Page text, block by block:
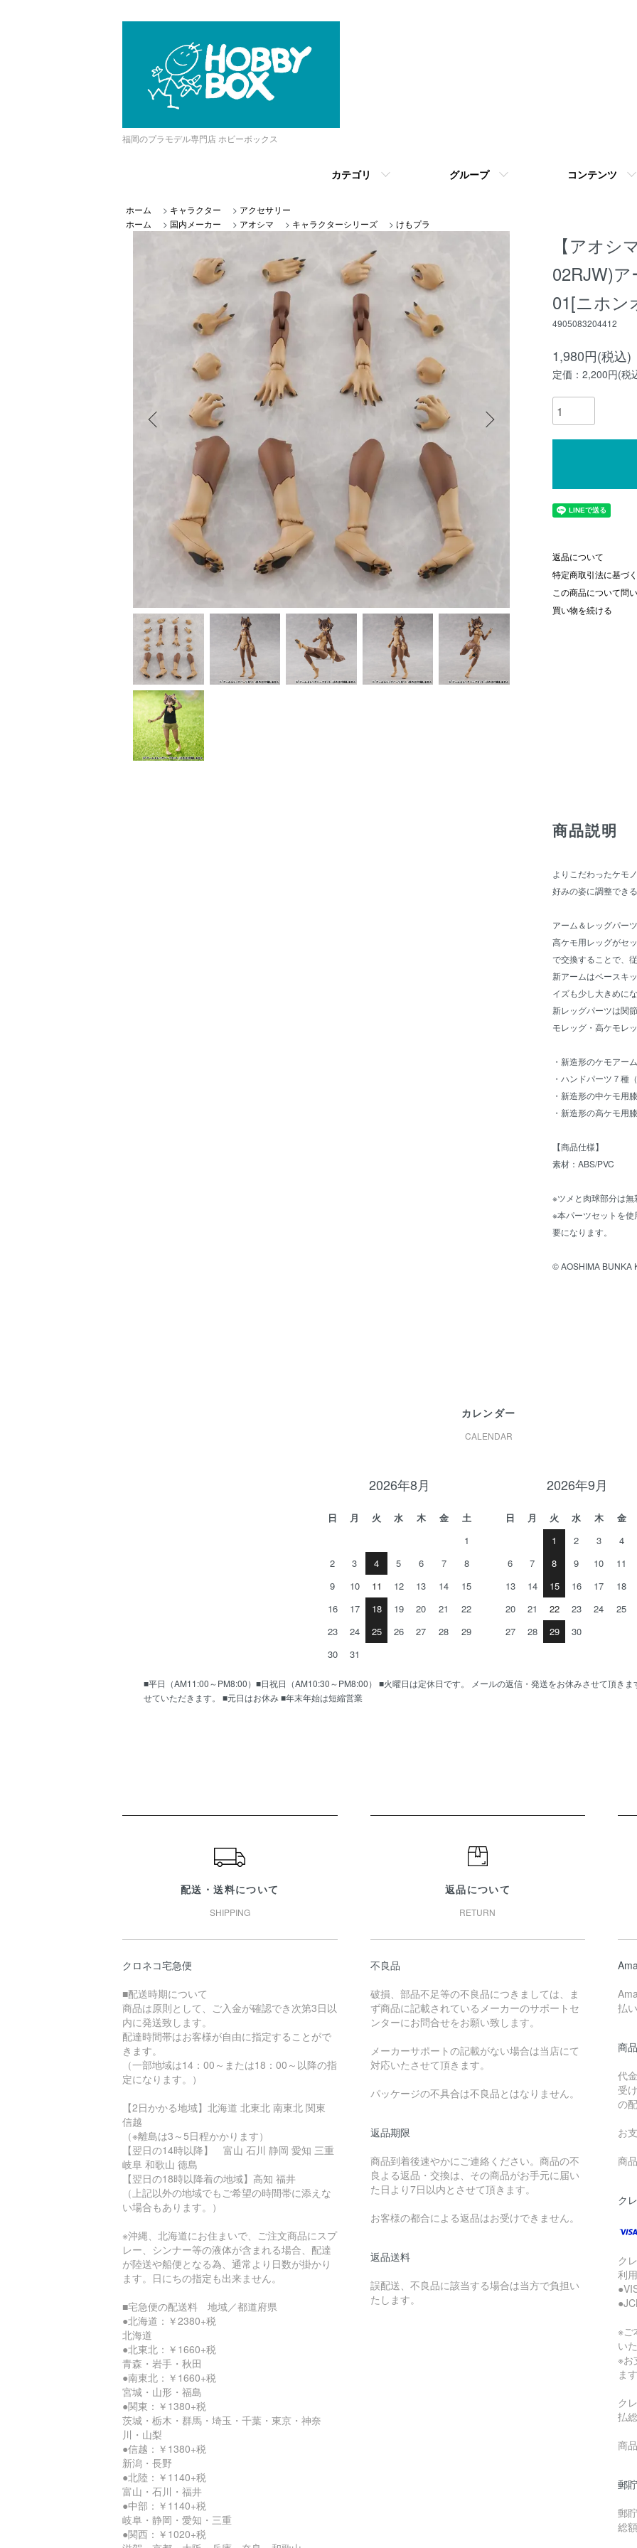
福岡のプラモデル専門店 ホビーボックス
カテゴリ グループ コンテンツ
ホーム > キャラクター > アクセサリー
ホーム
> 国内メーカー > アオシマ > キャラクターシリーズ > けもプラ
【アオシ
02RJW)
01[ニホン
4905083204412
1,980円(税込)
定価：2,200円(税
返品について
特定商取引法に基づ
この商品について問
買い物を続ける
商品説明
よりこだわったケモ
好みの姿に調整でき
アーム＆レッグパー
高ケモ用レッグがセ
で交換することで、
新アームはベースキ
イズも少し大きめに
新レッグパーツは関
モレッグ・高ケモレ
・新造形のケモアー
・ハンドパーツ７種
・新造形の中ケモ用
・新造形の高ケモ用
【商品仕様】
素材：ABS/PVC
※ツメと肉球部分は無
※本パーツセットを
要になります。
© AOSHIMA BUNKA
カレンダー
CALENDAR
2026年8月
日 月 火 水 木 金
土
1
2
3 4 5 6 7
8
9
10 11 12 13 14
15
16
17 18 19 20 21
22
23
24 25 26 27 28
29
30
31
2026年9月
日 月 火 水 木 金
1
2 3 4
6
7 8 9 10 11
13
14 15 16 17 18
20
21 22 23 24 25
27
28 29 30
■平日（AM11:00～PM8:00）■日祝日（AM10:30～PM8:00） ■火曜日は定休日です。 メールの返信・発送をお休みさせて頂き
せていただきます。 ■元日はお休み ■年末年始は短縮営業
配送・送料について
SHIPPING
クロネコ宅急便
■配送時期について
商品は原則として、ご入金が確認でき次第3日以
内に発送致します。
配達時間帯はお客様が自由に指定することがで
きます。
（一部地域は14：00～または18：00～以降の指
定になります。）
【2日かかる地域】北海道 北東北 南東北 関東
信越
（※離島は3～5日程かかります）
【翌日の14時以降】 富山 石川 静岡 愛知 三重
岐阜 和歌山 徳島
【翌日の18時以降着の地域】高知 福井
（上記以外の地域でもご希望の時間帯に添えな
い場合もあります。）
※沖縄、北海道にお住まいで、ご注文商品にスプ
レー、シンナー等の液体が含まれる場合、配達
が陸送や船便となる為、通常より日数が掛かり
ます。日にちの指定も出来ません。
■宅急便の配送料 地域／都道府県
●北海道：￥2380+税
北海道
●北東北：￥1660+税
青森・岩手・秋田
●南東北：￥1660+税
宮城・山形・福島
●関東：￥1380+税
茨城・栃木・群馬・埼玉・千葉・東京・神奈
川・山梨
●信越：￥1380+税
新潟・長野
●北陸：￥1140+税
富山・石川・福井
●中部：￥1140+税
岐阜・静岡・愛知・三重
●関西：￥1020+税
返品について
RETURN
不良品
破損、部品不足等の不良品につきましては、ま
ず商品に記載されているメーカーのサポートセ
ンターにお問合せをお願い致します。
メーカーサポートの記載がない場合は当店にて
対応いたさせて頂きます。
パッケージの不具合は不良品とはなりません。
返品期限
商品到着後速やかにご連絡ください。商品の不
良よる返品・交換は、その商品がお手元に届い
た日より7日以内とさせて頂きます。
お客様の都合による返品はお受けできません。
返品送料
誤配送、不良品に該当する場合は当方で負担い
たします。
払
商
代
受
の
お
商
ク
ク
利
※ご
い
※お
ます
ク
払
商
郵
郵
総